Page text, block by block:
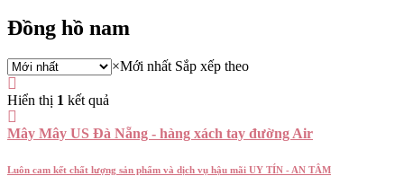
Đồng hồ nam
×Mới nhất Sắp xếp theo
Hiển thị 1 kết quả
Mây Mây US Đà Nẵng - hàng xách tay đường Air
Luôn cam kết chất lượng sản phẩm và dịch vụ hậu mãi UY TÍN - AN TÂM